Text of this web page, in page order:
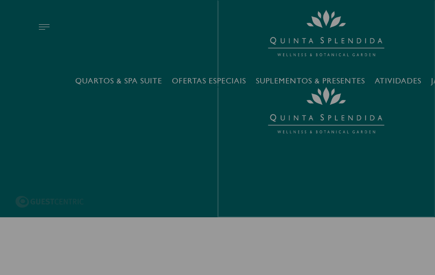
QUARTOS & SPA SUITE OFERTAS ESPECIAIS SUPLEMENTOS & PRESENTES ATIVIDADES